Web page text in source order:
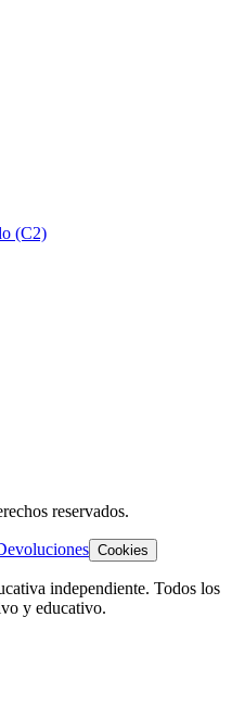
(C2)
reservados.
Cookies
independiente. Todos los
y educativo.